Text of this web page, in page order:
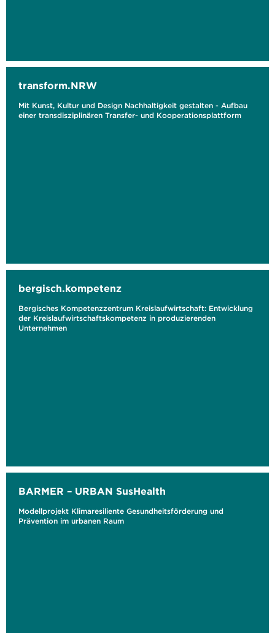
transform.NRW
Mit Kunst, Kultur und Design Nachhaltigkeit gestalten - Aufbau
einer transdisziplinären Transfer- und Kooperationsplattform
bergisch.kompetenz
Bergisches Kompetenzzentrum Kreislaufwirtschaft: Entwicklung
der Kreislaufwirtschaftskompetenz in produzierenden
Unternehmen
BARMER – URBAN SusHealth
Modellprojekt Klimaresiliente Gesundheitsförderung und
Prävention im urbanen Raum